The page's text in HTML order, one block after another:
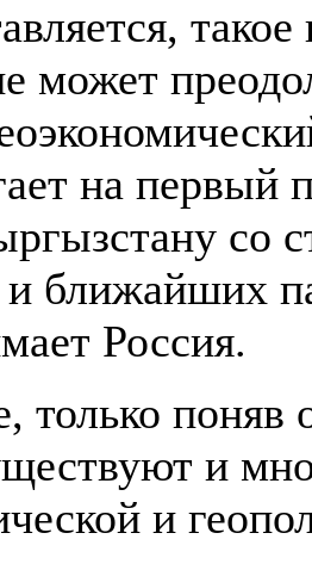
может
на первый
со
ближайших
Россия.
только поняв
и
и